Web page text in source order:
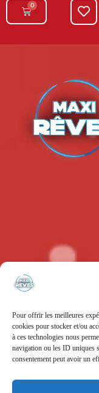
Pour offrir les meilleures
cookies pour stocker et/ou
à ces technologies nous
navigation ou les ID uniques
consentement peut avoir un
0
Mentions